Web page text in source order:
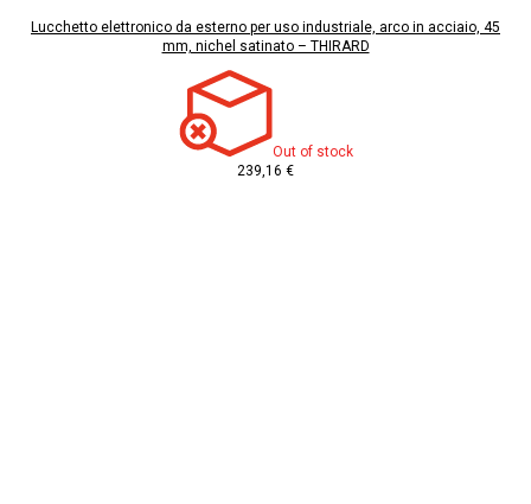
Lucchetto elettronico da esterno per uso industriale, arco in acciaio, 45
mm, nichel satinato – THIRARD
Out of stock
239,16 €